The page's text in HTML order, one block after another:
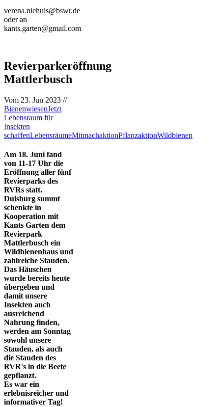
verena.niehuis@bswr.de
oder an
kants.garten@gmail.com
Revierparkeröffnung
Mattlerbusch
Vom 23. Jun 2023 //
BienenwiesenJetzt
Lebensraum für
Insekten
schaffenLebensräumeMitmachaktionPflanzaktionWildbienen
Am 18. Juni fand
von 11-17 Uhr die
Eröffnung aller fünf
Revierparks des
RVRs statt.
Duisburg summt
schenkte in
Kooperation mit
Kants Garten dem
Revierpark
Mattlerbusch ein
Wildbienenhaus und
zahlreiche Stauden.
Das Häuschen
wurde bereits heute
übergeben und
damit unsere
Insekten auch
ausreichend
Nahrung finden,
werden am Sonntag
sowohl unsere
Stauden, als auch
die Stauden des
RVR's in die Beete
gepflanzt.
Es war ein
erlebnisreicher und
informativer Tag!